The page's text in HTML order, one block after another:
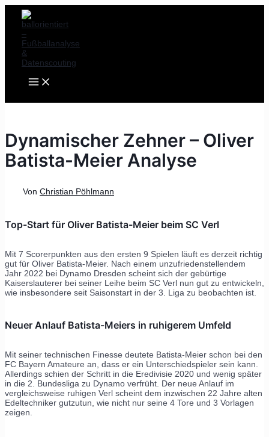
Zum
Inhalt
springen
MENU
Dynamischer Zehner – Oliver
Batista-Meier Analyse
Von Christian Pöhlmann
Top-Start für Oliver Batista-Meier beim SC Verl
Mit 7 Scorerpunkten aus den ersten 9 Spielen läuft es derzeit richtig
gut für Oliver Batista-Meier. Nach einem unzufriedenstellendem
Jahr 2022 bei Dynamo Dresden scheint sich der gebürtige
Kaiserslauterer bei seiner Leihe beim SC Verl nun gut zu entwickeln,
wie insbesondere seit Saisonstart in der 3. Liga zu beobachten ist.
Neuer Anlauf Batista-Meiers in ruhigerem Umfeld
Mit seiner technischen Finesse deutete Batista-Meier schon bei den
FC Bayern Amateure an, dass er ein Unterschiedspieler sein kann.
Allerdings schien der Schritt in die Eredivisie 2020 und wenig später
in die 2. Bundesliga zu Dynamo verfrüht. Der neue Anlauf im
vergleichsweise ruhigen Verl scheint dem inzwischen 22 Jahre alten
Edeltechniker gutzutun, wie nicht nur seine 4 Tore und 3 Vorlagen
zeigen.
Post
navigation